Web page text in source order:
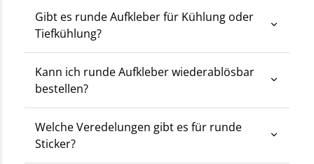
Gibt es runde Aufkleber für Kühlung oder
Tiefkühlung?
Kann ich runde Aufkleber wiederablösbar
bestellen?
Welche Veredelungen gibt es für runde
Sticker?